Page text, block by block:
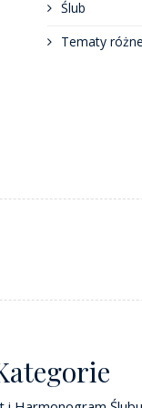
Ślub
Tematy różne